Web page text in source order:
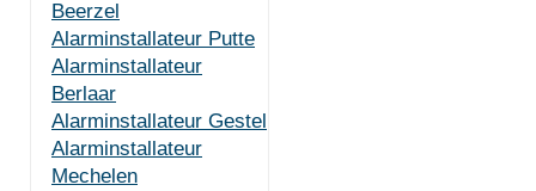
Beerzel
Alarminstallateur Putte
Alarminstallateur
Berlaar
Alarminstallateur Gestel
Alarminstallateur
Mechelen